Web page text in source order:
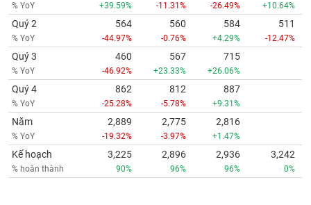
% YoY +39.59% -11.31% -26.49% +10.64%
Quý 2
% YoY
564
-44.97%
560
-0.76%
584
+4.29%
511
-12.47%
Quý 3
% YoY
460
-46.92%
567
+23.33%
715
+26.06%
Quý 4
% YoY
862
-25.28%
812
-5.78%
887
+9.31%
Năm
% YoY
2,889
-19.32%
2,775
-3.97%
2,816
+1.47%
Kế hoạch
% hoàn thành
3,225
90%
2,896
96%
2,936
96%
3,242
0%